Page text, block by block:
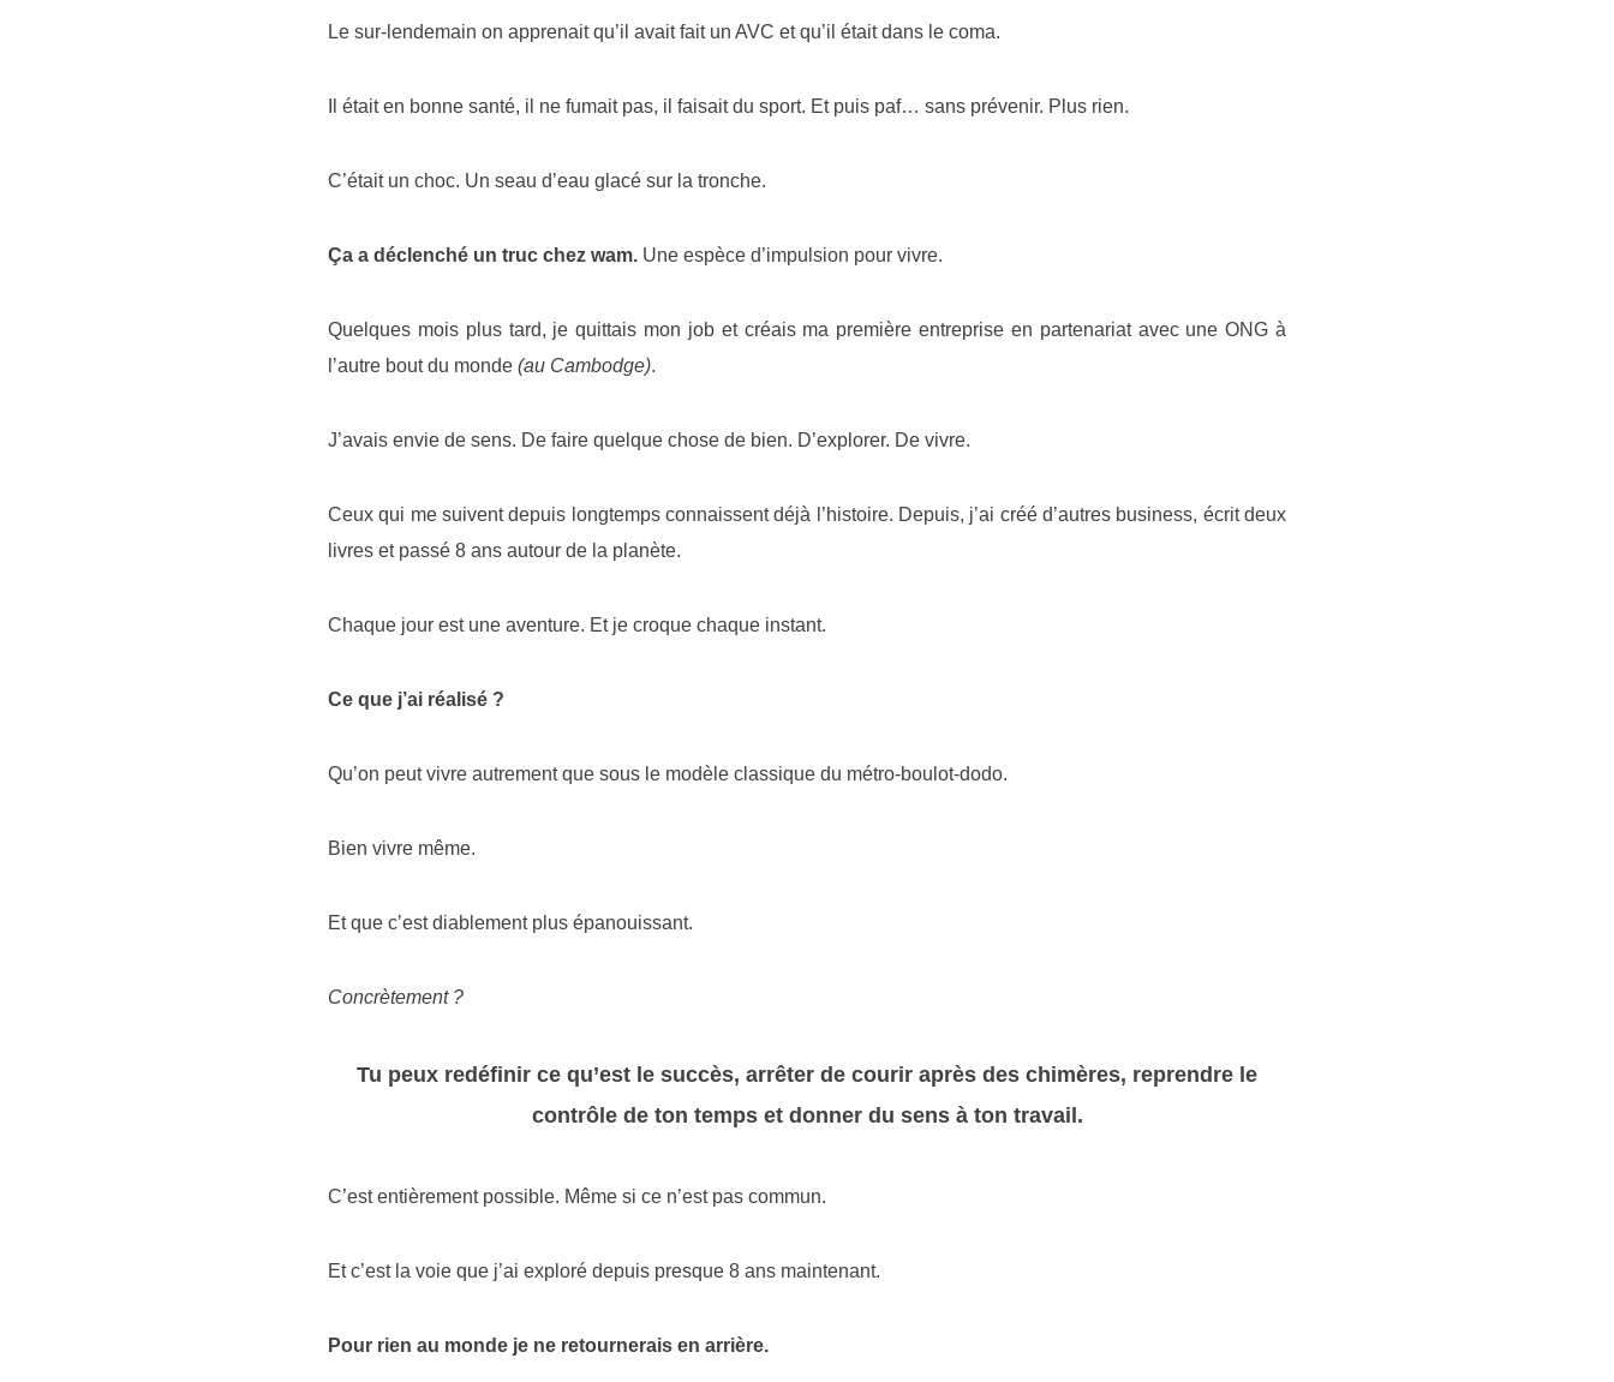
Le sur-lendemain on apprenait qu’il avait fait un AVC et qu’il était dans le coma.
Il était en bonne santé, il ne fumait pas, il faisait du sport. Et puis paf… sans prévenir. Plus rien.
C’était un choc. Un seau d’eau glacé sur la tronche.
Ça a déclenché un truc chez wam. Une espèce d’impulsion pour vivre.
Quelques mois plus tard, je quittais mon job et créais ma première entreprise en partenariat avec une ONG à
l’autre bout du monde (au Cambodge).
J’avais envie de sens. De faire quelque chose de bien. D’explorer. De vivre.
Ceux qui me suivent depuis longtemps connaissent déjà l’histoire. Depuis, j’ai créé d’autres business, écrit deux
livres et passé 8 ans autour de la planète.
Chaque jour est une aventure. Et je croque chaque instant.
Ce que j’ai réalisé ?
Qu’on peut vivre autrement que sous le modèle classique du métro-boulot-dodo.
Bien vivre même.
Et que c’est diablement plus épanouissant.
Concrètement ?
Tu peux redéfinir ce qu’est le succès, arrêter de courir après des chimères, reprendre le
contrôle de ton temps et donner du sens à ton travail.
C’est entièrement possible. Même si ce n’est pas commun.
Et c’est la voie que j’ai exploré depuis presque 8 ans maintenant.
Pour rien au monde je ne retournerais en arrière.